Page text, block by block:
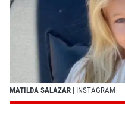
MATILDA SALAZAR | INSTAGRAM